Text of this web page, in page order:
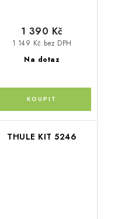
Na dotaz
1 149 Kč bez DPH
1 390 Kč
THULE KIT 5246